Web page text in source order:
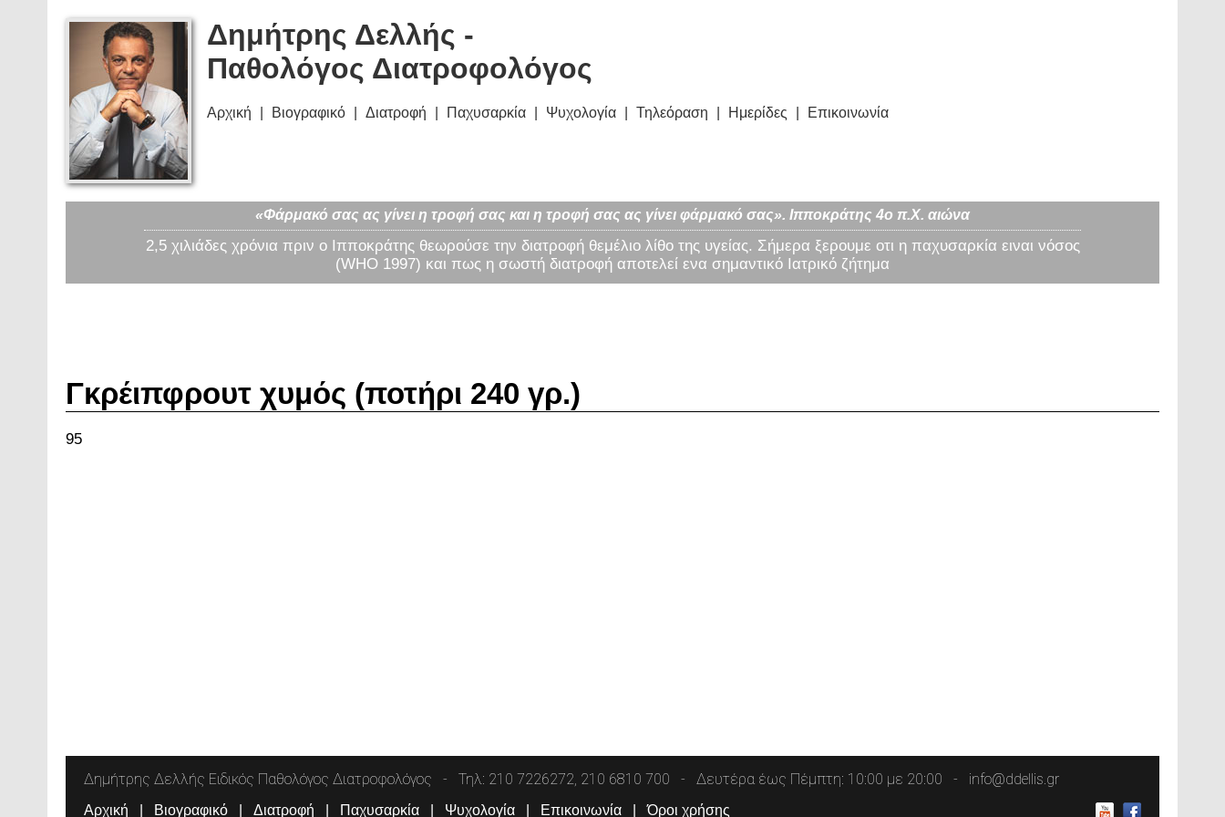
Δημήτρης Δελλής -
Παθολόγος Διατροφολόγος
Αρχική Βιογραφικό Διατροφή Παχυσαρκία Ψυχολογία Τηλεόραση Ημερίδες Επικοινωνία
«Φάρμακό σας ας γίνει η τροφή σας και η τροφή σας ας γίνει φάρμακό σας». Ιπποκράτης 4ο π.Χ. αιώνα
2,5 χιλιάδες χρόνια πριν ο Ιπποκράτης θεωρούσε την διατροφή θεμέλιο λίθο της υγείας. Σήμερα ξερουμε οτι η παχυσαρκία ειναι νόσος
(WHO 1997) και πως η σωστή διατροφή αποτελεί ενα σημαντικό Ιατρικό ζήτημα
Γκρέιπφρουτ χυμός (ποτήρι 240 γρ.)
95
Δημήτρης Δελλής Ειδικός Παθολόγος Διατροφολόγος Τηλ: 210 7226272, 210 6810 700 Δευτέρα έως Πέμπτη: 10:00 με 20:00 info@ddellis.gr
Αρχική Βιογραφικό Διατροφή Παχυσαρκία Ψυχολογία Επικοινωνία Όροι χρήσης